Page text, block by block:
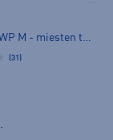
Outsnap CSWP M - miesten talvisaappaat
(31)
.